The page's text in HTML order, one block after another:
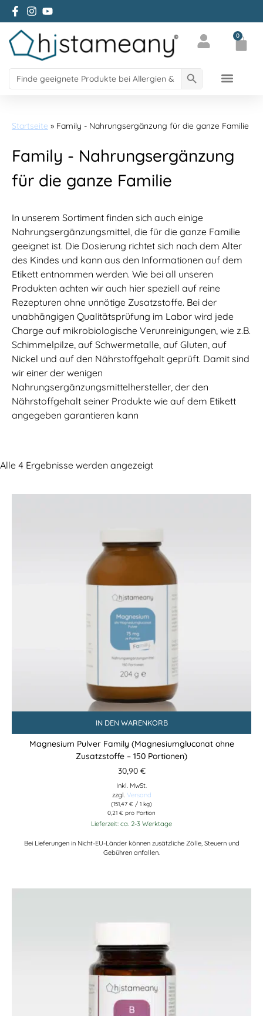
Zum facebbok Account von Histameany
Zum Instagram Account von histameany
Zum YouTube Account von histameany education
Mein Konto
0
for:
Family - Nahrungsergänzung
für die ganze Familie
In unserem Sortiment finden sich auch einige
Nahrungsergänzungsmittel, die für die ganze Familie
geeignet ist. Die Dosierung richtet sich nach dem Alter
des Kindes und kann aus den Informationen auf dem
Etikett entnommen werden. Wie bei all unseren
Produkten achten wir auch hier speziell auf reine
Rezepturen ohne unnötige Zusatzstoffe. Bei der
unabhängigen Qualitätsprüfung im Labor wird jede
Charge auf mikrobiologische Verunreinigungen, wie z.B.
Schimmelpilze, auf Schwermetalle, auf Gluten, auf
Nickel und auf den Nährstoffgehalt geprüft. Damit sind
wir einer der wenigen
Nahrungsergänzungsmittelhersteller, der den
Nährstoffgehalt seiner Produkte wie auf dem Etikett
angegeben garantieren kann
Startseite » Family - Nahrungsergänzung für die ganze Familie
Alle 4 Ergebnisse werden angezeigt
IN DEN WARENKORB
Magnesium Pulver Family (Magnesiumgluconat ohne
Zusatzstoffe – 150 Portionen)
30,90 €
Inkl. MwSt.
zzgl. Versand
(151,47 € / 1 kg)
0,21 € pro Portion
Lieferzeit: ca. 2-3 Werktage
Bei Lieferungen in Nicht-EU-Länder können zusätzliche Zölle, Steuern und
Gebühren anfallen.